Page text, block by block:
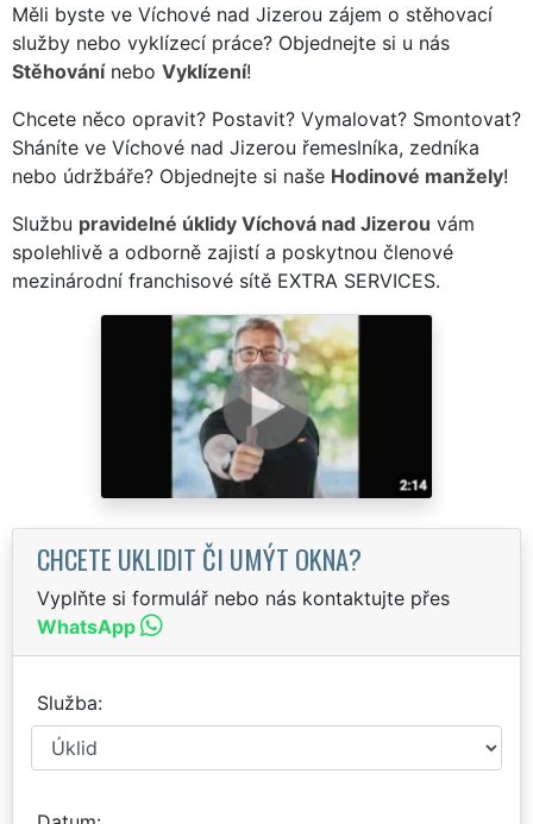
Měli byste ve Víchové nad Jizerou zájem o stěhovací
služby nebo vyklízecí práce? Objednejte si u nás
Stěhovánínebo Vyklízení!
Chcete něco opravit? Postavit? Vymalovat? Smontovat?
Sháníte ve Víchové nad Jizerou řemeslníka, zedníka
nebo údržbáře? Objednejte si naše Hodinové manžely!
Službu pravidelné úklidy Víchová nad Jizerou vám
spolehlivě a odborně zajistí a poskytnou členové
mezinárodní franchisové sítě EXTRA SERVICES.
CHCETE UKLIDIT ČI UMÝT OKNA?
Vyplňte si formulář nebo nás kontaktujte přes
WhatsApp
Služba